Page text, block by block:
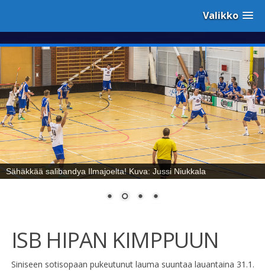
Valikko
Sähäkkää salibandya Ilmajoelta! Kuva: Jussi Niukkala
ISB HIPAN KIMPPUUN
Siniseen sotisopaan pukeutunut lauma suuntaa lauantaina 31.1.